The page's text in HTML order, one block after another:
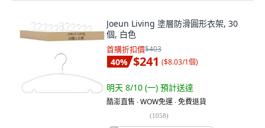
Joeun Living 塗層防滑圓形衣架, 30
個, 白色
首購折扣價$403
40% $241 ($8.03/1個)
明天 8/10 (一) 預計送達
酷澎直售 ∙ WOW免運 ∙ 免費退貨
(1058)